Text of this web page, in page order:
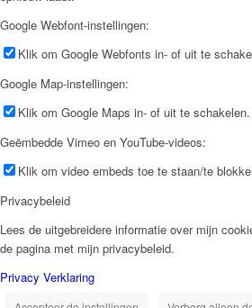
Google Webfont-instellingen:
Klik om Google Webfonts in- of uit te
Google Map-instellingen:
Klik om Google Maps in- of uit te schakelen.
Geëmbedde Vimeo en YouTube-videos:
Klik om video embeds toe te staan/te
Privacybeleid
Lees de uitgebreidere informatie over mijn
de pagina met mijn privacybeleid.
Privacy Verklaring